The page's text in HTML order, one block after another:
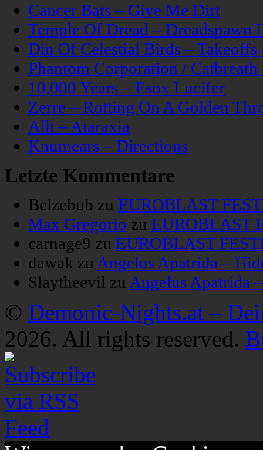
Cancer Bats – Give Me Dirt
Temple Of Dread – Dreadspawn
Din Of Celestial Birds –
Phantom Corporation /
10,000 Years – Esox Lucifer
Zerre – Rotting On A Golden
Allt – Ataraxia
Knumears – Directions
Letzte Kommentare
Belzebub zu EUROBLAST
Max Gregorio zu EUROBLAST
carnage9 zu EUROBLAST
dawak zuAngelus Apatrida –
Slaytheevil zuAngelus Apatrida
© Demonic-Nights.at –
2026. All rights reserved.